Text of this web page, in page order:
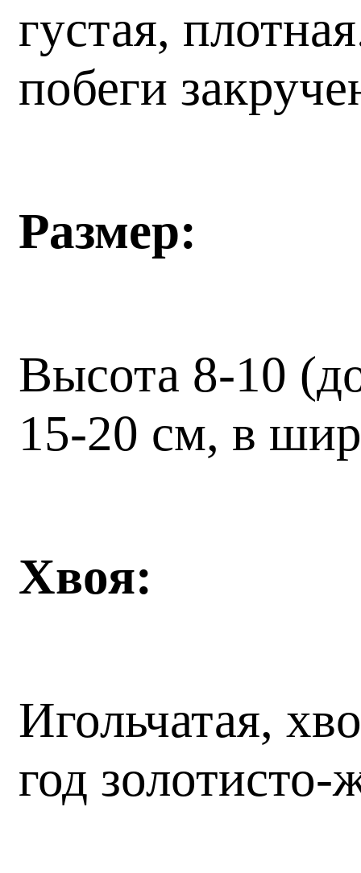
густая,
побеги
Размер:
Высота 8-10
15-20 см, в
Хвоя:
Игольчатая,
год